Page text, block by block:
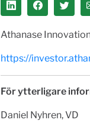
Athanase
https://
För ytterligare
Daniel Nyhren, VD